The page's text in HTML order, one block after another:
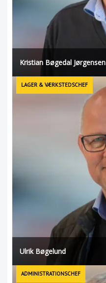
Kristian Bøgedal Jørgensen
LAGER & VÆRKSTEDSCHEF
Ulrik Bøgelund
ADMINISTRATIONSCHEF